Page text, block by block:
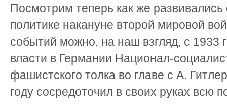
Посмотрим теперь как же
политике накануне второй мировой
событий можно, на наш взгляд, с 1933
власти в Германии Национал-
фашистского толка во главе с А.
году сосредоточил в своих руках всю